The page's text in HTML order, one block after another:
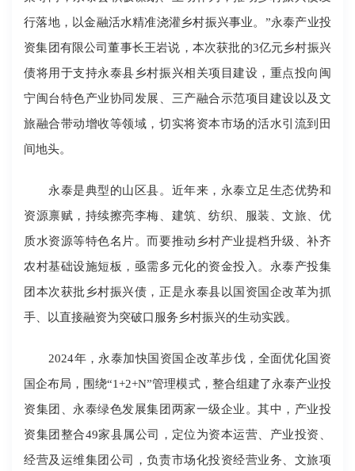
行落地，以金融活水精准浇灌乡村振兴事业。”永泰产业投
资集团有限公司董事长王岩说，本次获批的3亿元乡村振兴
债将用于支持永泰县乡村振兴相关项目建设，重点投向闽
宁闽台特色产业协同发展、三产融合示范项目建设以及文
旅融合带动增收等领域，切实将资本市场的活水引流到田
间地头。
永泰是典型的山区县。近年来，永泰立足生态优势和
资源禀赋，持续擦亮李梅、建筑、纺织、服装、文旅、优
质水资源等特色名片。而要推动乡村产业提档升级、补齐
农村基础设施短板，亟需多元化的资金投入。永泰产投集
团本次获批乡村振兴债，正是永泰县以国资国企改革为抓
手、以直接融资为突破口服务乡村振兴的生动实践。
2024年，永泰加快国资国企改革步伐，全面优化国资
国企布局，围绕“1+2+N”管理模式，整合组建了永泰产业投
资集团、永泰绿色发展集团两家一级企业。其中，产业投
资集团整合49家县属公司，定位为资本运营、产业投资、
经营及运维集团公司，负责市场化投资经营业务、文旅项